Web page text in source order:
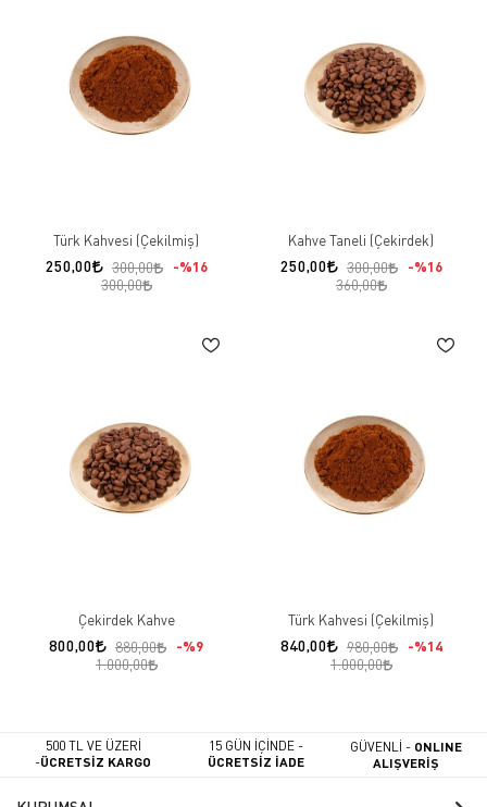
Türk Kahvesi (Çekilmiş)
250,00 300,00
%16
300,00
Kahve Taneli (Çekirdek)
250,00 300,00
%16
360,00
Çekirdek Kahve
800,00 880,00
%9
1.000,00
Türk Kahvesi (Çekilmiş)
840,00 980,00
%14
1.000,00
500 TL VE ÜZERİ
-ÜCRETSİZ KARGO
15 GÜN İÇİNDE -
ÜCRETSİZ İADE
GÜVENLİ - ONLINE
ALIŞVERİŞ